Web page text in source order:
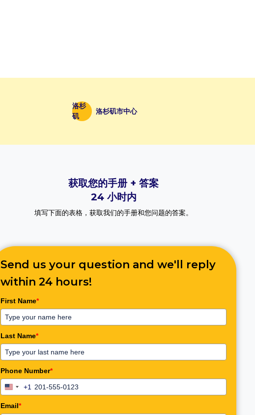
洛杉
矶
洛杉矶市中心
获取您的手册 + 答案
24 小时内
填写下面的表格，获取我们的手册和您问题的答案。
Send us your question and we'll reply
within 24 hours!
First Name*
Last Name*
Phone Number*
United
+1
Email*